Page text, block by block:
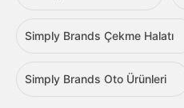
Simply Brands Çekme Halatı
Simply Brands Oto Ürünleri